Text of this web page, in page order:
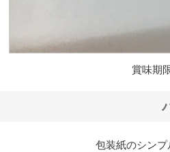
賞味期
包装紙のシン